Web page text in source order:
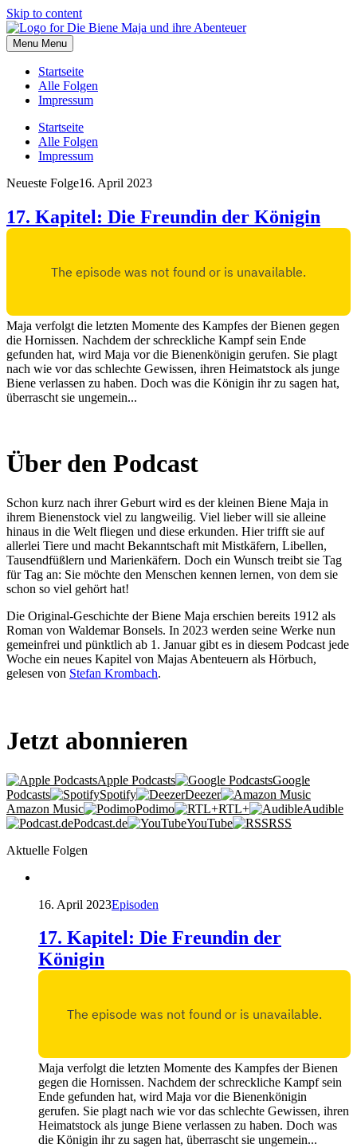
Skip to content
Menu Menu
Startseite
Alle Folgen
Impressum
Startseite
Alle Folgen
Impressum
Neueste Folge16. April 2023
17. Kapitel: Die Freundin der Königin
Maja verfolgt die letzten Momente des Kampfes der Bienen gegen
die Hornissen. Nachdem der schreckliche Kampf sein Ende
gefunden hat, wird Maja vor die Bienenkönigin gerufen. Sie plagt
nach wie vor das schlechte Gewissen, ihren Heimatstock als junge
Biene verlassen zu haben. Doch was die Königin ihr zu sagen hat,
überrascht sie ungemein...
Über den Podcast
Schon kurz nach ihrer Geburt wird es der kleinen Biene Maja in
ihrem Bienenstock viel zu langweilig. Viel lieber will sie alleine
hinaus in die Welt fliegen und diese erkunden. Hier trifft sie auf
allerlei Tiere und macht Bekanntschaft mit Mistkäfern, Libellen,
Tausendfüßlern und Marienkäfern. Doch ein Wunsch treibt sie Tag
für Tag an: Sie möchte den Menschen kennen lernen, von dem sie
schon so viel gehört hat!
Die Original-Geschichte der Biene Maja erschien bereits 1912 als
Roman von Waldemar Bonsels. In 2023 werden seine Werke nun
gemeinfrei und pünktlich ab 1. Januar gibt es in diesem Podcast jede
Woche ein neues Kapitel von Majas Abenteuern als Hörbuch,
gelesen von Stefan Krombach.
Jetzt abonnieren
Apple Podcasts
Google
Podcasts
Spotify
Deezer
Amazon Music
Podimo RTL+
Audible
Podcast.de
YouTube
RSS
Aktuelle Folgen
16. April 2023Episoden
17. Kapitel: Die Freundin der
Königin
Maja verfolgt die letzten Momente des Kampfes der Bienen
gegen die Hornissen. Nachdem der schreckliche Kampf sein
Ende gefunden hat, wird Maja vor die Bienenkönigin
gerufen. Sie plagt nach wie vor das schlechte Gewissen, ihren
Heimatstock als junge Biene verlassen zu haben. Doch was
die Königin ihr zu sagen hat, überrascht sie ungemein...